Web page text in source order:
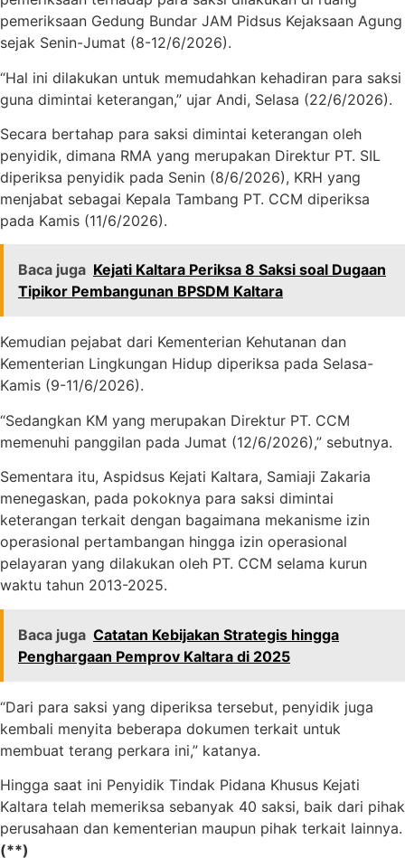
pemeriksaan Gedung Bundar JAM Pidsus Kejaksaan Agung
sejak Senin-Jumat (8-12/6/2026).
“Hal ini dilakukan untuk memudahkan kehadiran para saksi
guna dimintai keterangan,” ujar Andi, Selasa (22/6/2026).
Secara bertahap para saksi dimintai keterangan oleh
penyidik, dimana RMA yang merupakan Direktur PT. SIL
diperiksa penyidik pada Senin (8/6/2026), KRH yang
menjabat sebagai Kepala Tambang PT. CCM diperiksa
pada Kamis (11/6/2026).
Baca juga Kejati Kaltara Periksa 8 Saksi soal Dugaan
Tipikor Pembangunan BPSDM Kaltara
Kemudian pejabat dari Kementerian Kehutanan dan
Kementerian Lingkungan Hidup diperiksa pada Selasa-
Kamis (9-11/6/2026).
“Sedangkan KM yang merupakan Direktur PT. CCM
memenuhi panggilan pada Jumat (12/6/2026),” sebutnya.
Sementara itu, Aspidsus Kejati Kaltara, Samiaji Zakaria
menegaskan, pada pokoknya para saksi dimintai
keterangan terkait dengan bagaimana mekanisme izin
operasional pertambangan hingga izin operasional
pelayaran yang dilakukan oleh PT. CCM selama kurun
waktu tahun 2013-2025.
Baca juga Catatan Kebijakan Strategis hingga
Penghargaan Pemprov Kaltara di 2025
“Dari para saksi yang diperiksa tersebut, penyidik juga
kembali menyita beberapa dokumen terkait untuk
membuat terang perkara ini,” katanya.
Hingga saat ini Penyidik Tindak Pidana Khusus Kejati
Kaltara telah memeriksa sebanyak 40 saksi, baik dari pihak
perusahaan dan kementerian maupun pihak terkait lainnya.
(**)